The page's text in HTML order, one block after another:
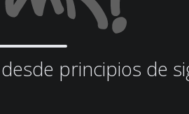
principios de